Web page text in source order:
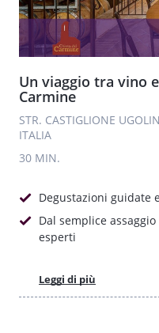
Un viaggio tra vino
Carmine
STR. CASTIGLIONE
ITALIA
30 MIN.
Degustazioni guidate
Dal semplice
esperti
Leggi di più